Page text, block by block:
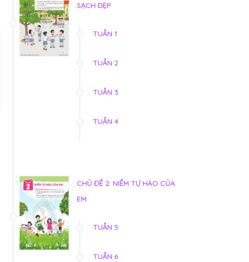
SẠCH ĐẸP
TUẦN 1
TUẦN 2
TUẦN 3
TUẦN 4
CHỦ ĐỀ 2: NIỀM TỰ HÀO CỦA
EM
TUẦN 5
TUẦN 6